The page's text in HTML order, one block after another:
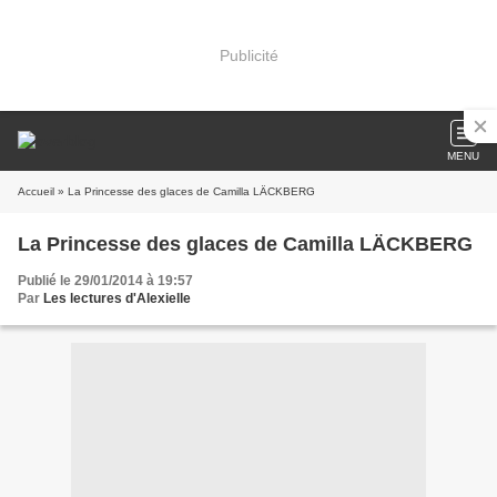
Publicité
MENU
Accueil » La Princesse des glaces de Camilla LÄCKBERG
La Princesse des glaces de Camilla LÄCKBERG
Publié le 29/01/2014 à 19:57
Par Les lectures d'Alexielle